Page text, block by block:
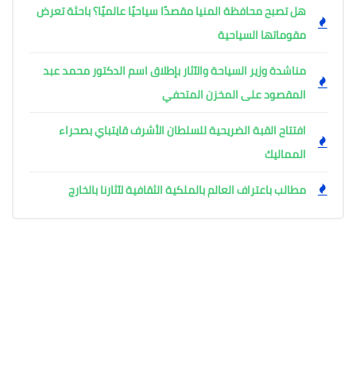
هل تصبح محافظة المنيا مقصدًا سياحيًا عالميًا؟ باحثة تعرض
مقوماتها السياحية
مناشدة وزير السياحة والآثار بإطلاق اسم الدكتور محمد عبد
المقصود على المخزن المتحفي
افتتاح القبة الضريحية للسلطان الأشرف قايتباي بصحراء
المماليك
مطالب باعتراف العالم بالملكية الثقافية لآثارنا بالخارج